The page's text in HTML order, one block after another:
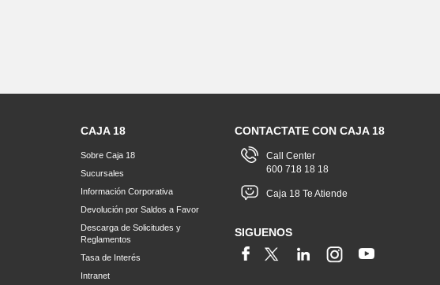
CAJA 18
Sobre Caja 18
Sucursales
Información Corporativa
Devolución por Saldos a Favor
Descarga de Solicitudes y
Reglamentos
Tasa de Interés
Intranet
CONTACTATE CON CAJA 18
Call Center
600 718 18 18
Caja 18 Te Atiende
SIGUENOS